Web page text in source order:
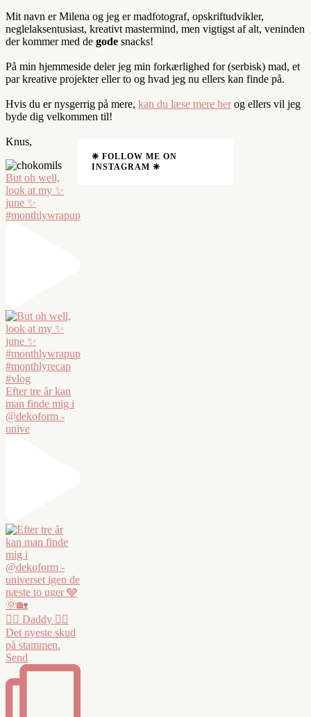
Mit navn er Milena og jeg er madfotograf, opskriftudvikler,
neglelaksentusiast, kreativt mastermind, men vigtigst af alt, veninden
der kommer med de gode snacks!
På min hjemmeside deler jeg min forkærlighed for (serbisk) mad, et
par kreative projekter eller to og hvad jeg nu ellers kan finde på.
Hvis du er nysgerrig på mere, kan du læse mere her og ellers vil jeg
byde dig velkommen til!
Knus,
❈ FOLLOW ME ON
INSTAGRAM ❈
But oh well,
look at my ✨
june ✨
#monthlywrapup
Efter tre år kan
man finde mig i
@dekoform -
unive
❤️‍🔥 Daddy ❤️‍🔥
Det nyeste skud
på stammen.
Send